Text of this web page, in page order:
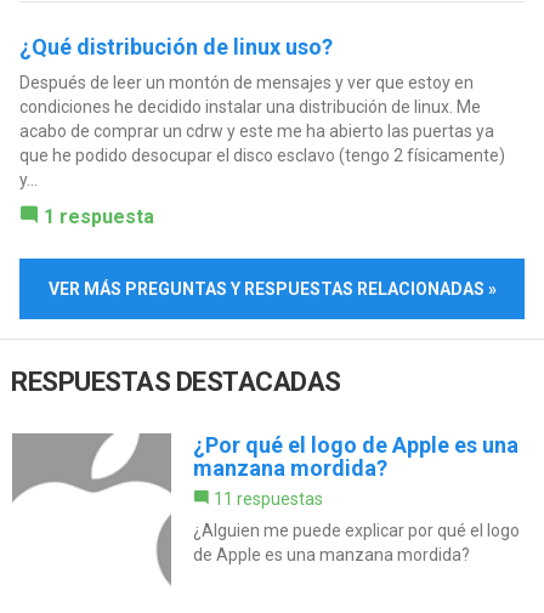
¿Qué distribución de linux uso?
Después de leer un montón de mensajes y ver que estoy en
condiciones he decidido instalar una distribución de linux. Me
acabo de comprar un cdrw y este me ha abierto las puertas ya
que he podido desocupar el disco esclavo (tengo 2 físicamente)
y...
1 respuesta
VER MÁS PREGUNTAS Y RESPUESTAS RELACIONADAS »
RESPUESTAS DESTACADAS
¿Por qué el logo de Apple es una
manzana mordida?
11 respuestas
¿Alguien me puede explicar por qué el logo
de Apple es una manzana mordida?